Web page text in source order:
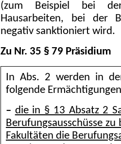
(zum Beispiel bei
Hausarbeiten, bei der
negativ sanktioniert wird.
Zu Nr. 35 § 79 Präsidium
In Abs. 2 werden in
folgende
– die in § 13 Absatz 2
Berufungsausschüsse
Fakultäten die